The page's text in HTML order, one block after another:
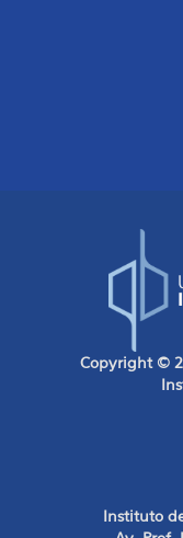
Copyright ©
Instituto